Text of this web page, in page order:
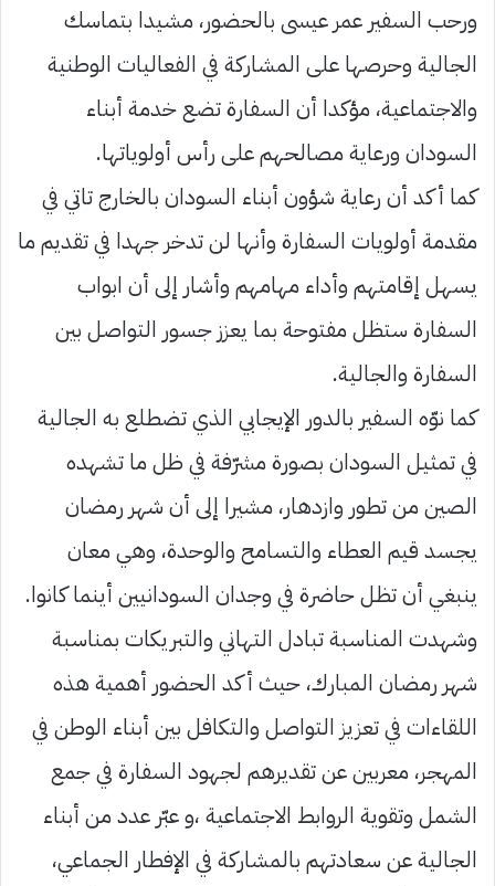
ورحب السفير عمر عيسى بالحضور، مشيدا بتماسك
الجالية وحرصها على المشاركة في الفعاليات الوطنية
والاجتماعية، مؤكدا أن السفارة تضع خدمة أبناء
السودان ورعاية مصالحهم على رأس أولوياتها.
كما أكد أن رعاية شؤون أبناء السودان بالخارج تاتي في
مقدمة أولويات السفارة وأنها لن تدخر جهدا في تقديم ما
يسهل إقامتهم وأداء مهامهم وأشار إلى أن ابواب
السفارة ستظل مفتوحة بما يعزز جسور التواصل بين
السفارة والجالية.
كما نوّه السفير بالدور الإيجابي الذي تضطلع به الجالية
في تمثيل السودان بصورة مشرّفة في ظل ما تشهده
الصين من تطور وازدهار، مشيرا إلى أن شهر رمضان
يجسد قيم العطاء والتسامح والوحدة، وهي معان
ينبغي أن تظل حاضرة في وجدان السودانيين أينما كانوا.
وشهدت المناسبة تبادل التهاني والتبريكات بمناسبة
شهر رمضان المبارك، حيث أكد الحضور أهمية هذه
اللقاءات في تعزيز التواصل والتكافل بين أبناء الوطن في
المهجر، معربين عن تقديرهم لجهود السفارة في جمع
الشمل وتقوية الروابط الاجتماعية ،و عبّر عدد من أبناء
الجالية عن سعادتهم بالمشاركة في الإفطار الجماعي،